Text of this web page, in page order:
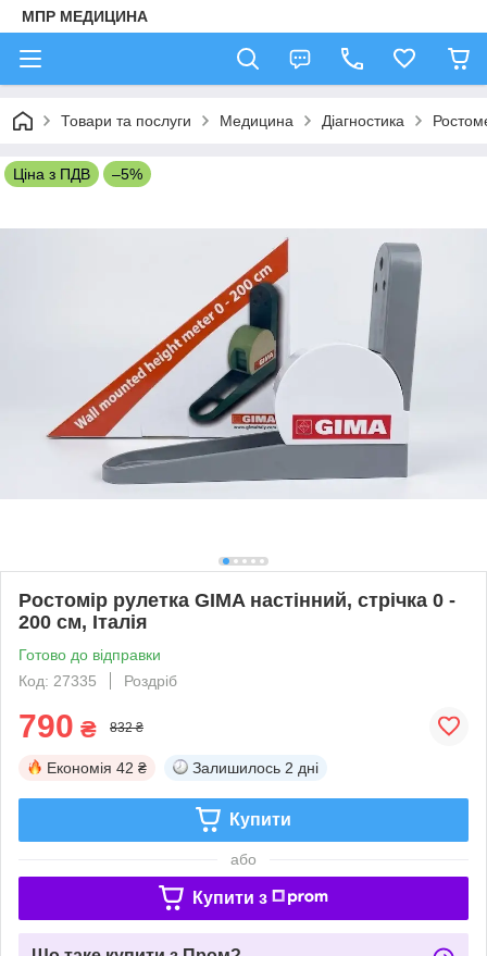
МПР МЕДИЦИНА
Товари та послуги Медицина Діагностика
Ціна з ПДВ –5%
Ростомір рулетка GIMA настінний, стрічка 0 -
200 см, Італія
Готово до відправки
Код: 27335
Роздріб
790 ₴ 832 ₴
Економія 42 ₴ Залишилось 2 дні
Купити
або
Купити з